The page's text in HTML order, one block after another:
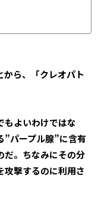
ら、「クレオパト
もよいわけではな
”パープル腺”に含有
だ。ちなみにその分
攻撃するのに利用さ